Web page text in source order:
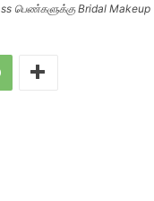
பெண்களுக்கு Bridal Makeup